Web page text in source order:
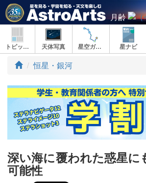
月齢
トピックス 天体写真 星空ガイド 星ナビ
ト
プ
恒星・銀河
深い海に覆われた惑星に
可能性